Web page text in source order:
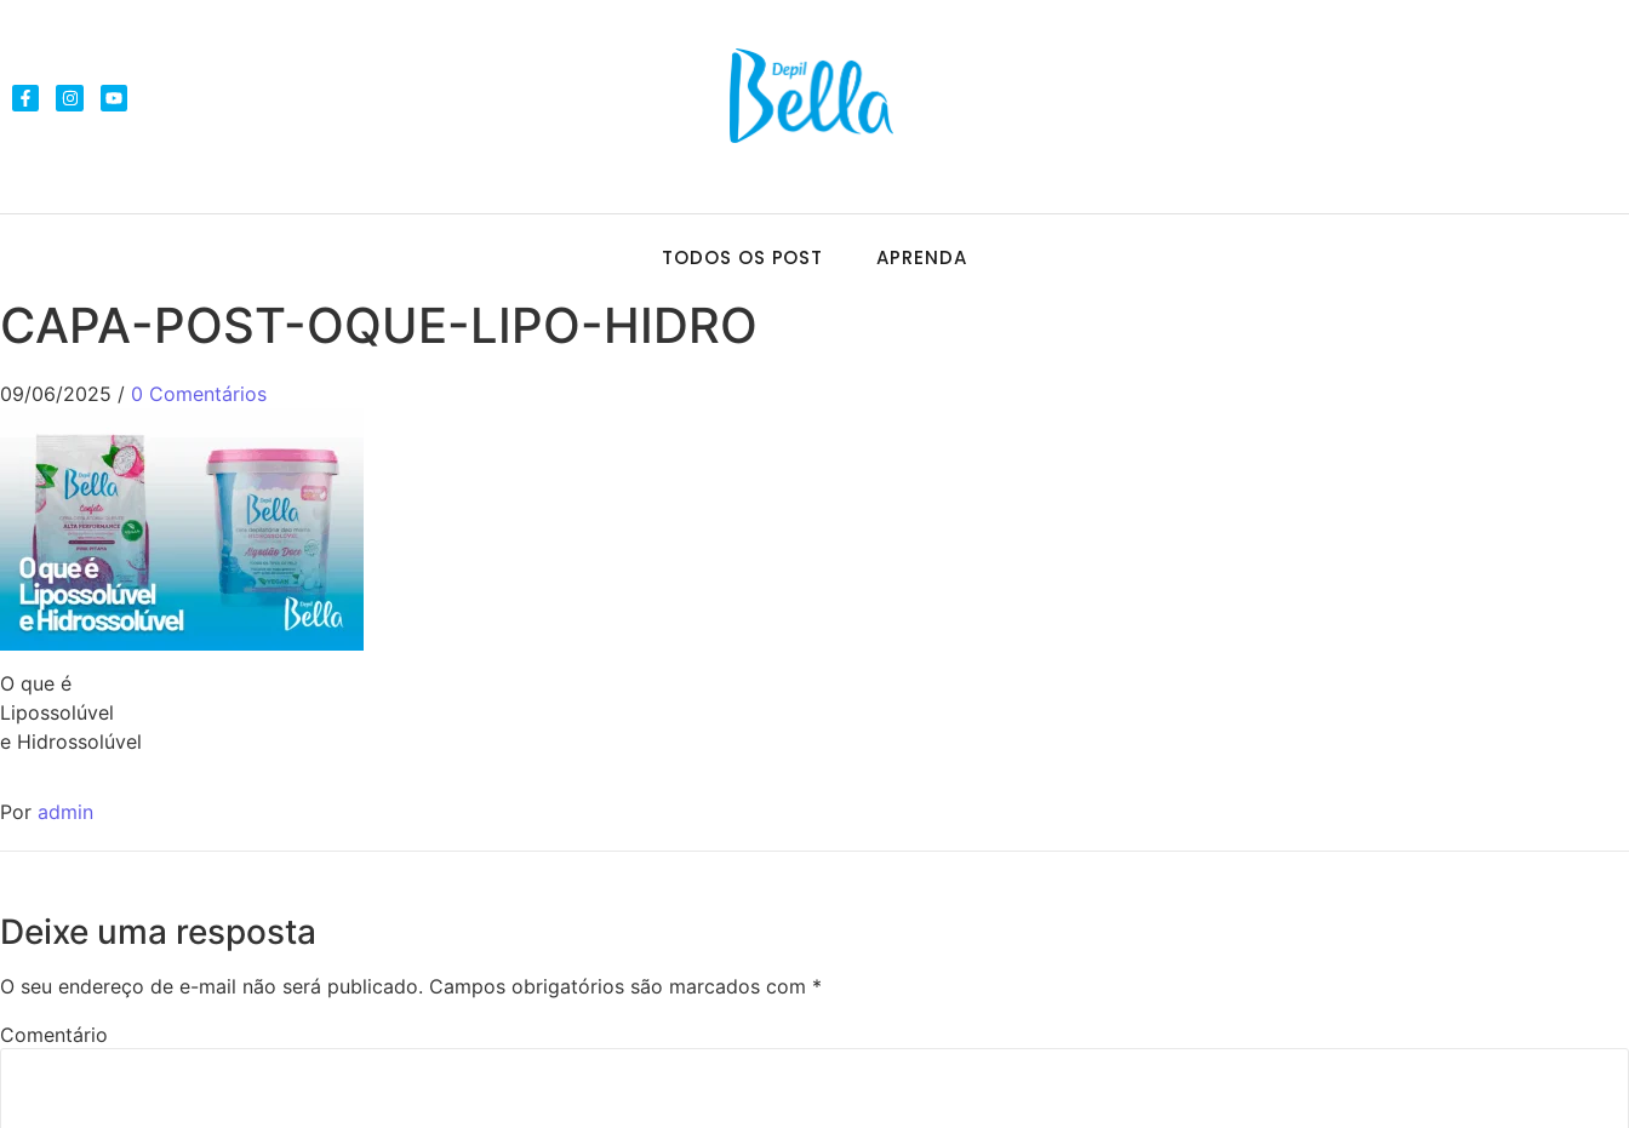
TODOS OS POST APRENDA
CAPA-POST-OQUE-LIPO-HIDRO
09/06/2025 / 0 Comentários
O que é
Lipossolúvel
e Hidrossolúvel
Por admin
Deixe uma resposta
O seu endereço de e-mail não será publicado. Campos obrigatórios são marcados com *
Comentário